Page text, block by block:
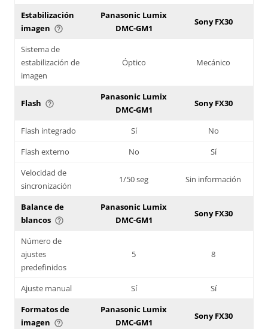
Estabilización
imagen help_outline
Panasonic Lumix
DMC-GM1
Sony FX30
Sistema de
estabilización de
imagen
Óptico Mecánico
Flash help_outline
Panasonic Lumix
DMC-GM1
Sony FX30
Flash integrado Sí
No
Flash externo
No
Sí
Velocidad de
sincronización
1/50 seg Sin información
Balance de
blancos help_outline
Panasonic Lumix
DMC-GM1
Sony FX30
Número de
ajustes
predefinidos
5 8
Ajuste manual Sí
Sí
Formatos de
imagen help_outline
Panasonic Lumix
DMC-GM1
Sony FX30